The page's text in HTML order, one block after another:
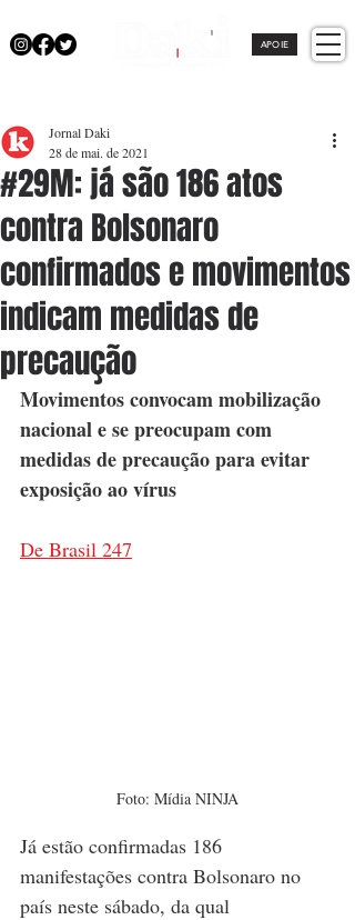
APOIE
#29M: já são 186 atos
contra Bolsonaro
confirmados e movimentos
indicam medidas de
precaução
Jornal Daki
28 de mai. de 2021
Movimentos convocam mobilização
nacional e se preocupam com
medidas de precaução para evitar
exposição ao vírus
De Brasil 247
Foto: Mídia NINJA
Já estão confirmadas 186
manifestações contra Bolsonaro no
país neste sábado, da qual